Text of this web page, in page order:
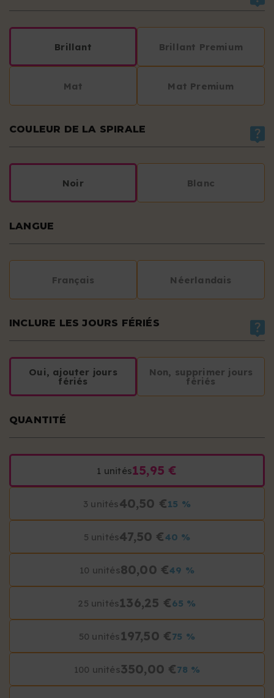
Brillant Brillant Premium
Mat Mat Premium
COULEUR DE LA SPIRALE
Noir Blanc
LANGUE
Français Néerlandais
INCLURE LES JOURS FÉRIÉS
Oui, ajouter jours
fériés
Non, supprimer jours
fériés
QUANTITÉ
1 unités15,95 €
3 unités40,50 €15 %
5 unités47,50 €40 %
10 unités80,00 €49 %
25 unités136,25 €65 %
50 unités 197,50 €75 %
100 unités350,00 €78 %